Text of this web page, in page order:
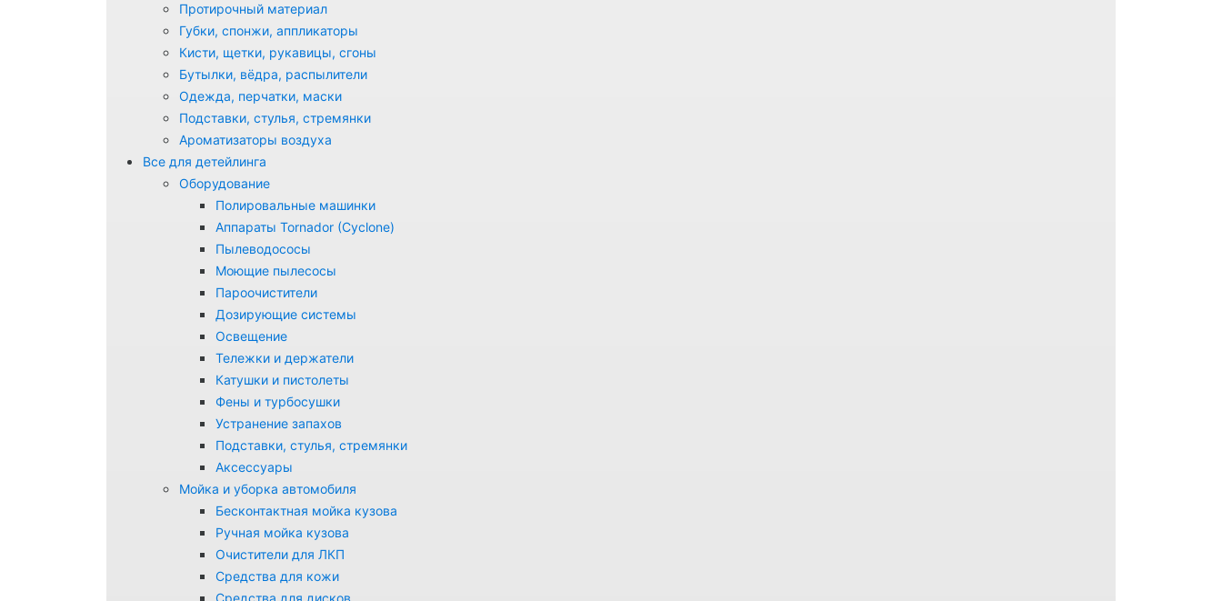
Протирочный материал
Губки, спонжи, аппликаторы
Кисти, щетки, рукавицы, сгоны
Бутылки, вёдра, распылители
Одежда, перчатки, маски
Подставки, стулья, стремянки
Ароматизаторы воздуха
Все для детейлинга
Оборудование
Полировальные машинки
Аппараты Tornador (Cyclone)
Пылеводососы
Моющие пылесосы
Пароочистители
Дозирующие системы
Освещение
Тележки и держатели
Катушки и пистолеты
Фены и турбосушки
Устранение запахов
Подставки, стулья, стремянки
Аксессуары
Мойка и уборка автомобиля
Бесконтактная мойка кузова
Ручная мойка кузова
Очистители для ЛКП
Средства для кожи